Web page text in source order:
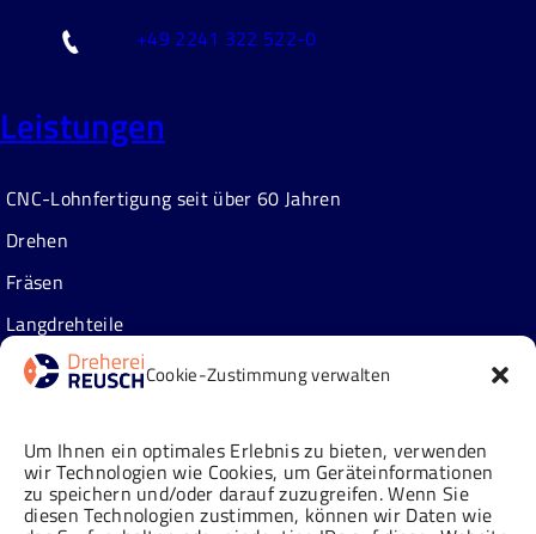
Cookie-Zustimmung verwalten
Um Ihnen ein optimales Erlebnis zu bieten, verwenden
wir Technologien wie Cookies, um Geräteinformationen
zu speichern und/oder darauf zuzugreifen. Wenn Sie
diesen Technologien zustimmen, können wir Daten wie
+49 2241 322 522-0
Leistungen
CNC-Lohnfertigung seit über 60 Jahren
Drehen
Fräsen
Langdrehteile
Zusatzleistungen
Über uns
Neuigkeiten